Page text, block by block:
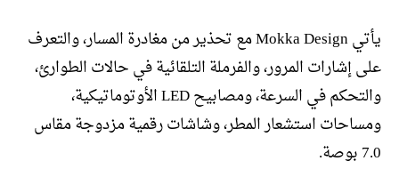
يأتي Mokka Design مع تحذير من مغادرة المسار، والتعرف
على إشارات المرور، والفرملة التلقائية في حالات الطوارئ،
والتحكم في السرعة، ومصابيح LED الأوتوماتيكية،
ومساحات استشعار المطر، وشاشات رقمية مزدوجة مقاس
7.0 بوصة.